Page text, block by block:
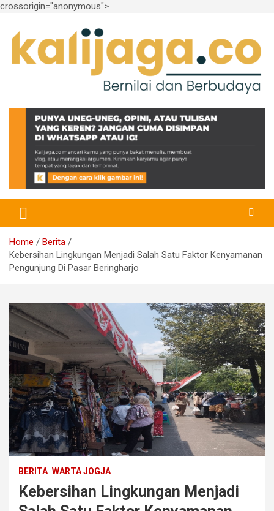
crossorigin="anonymous">
content
kalijaga.co
Home
Berita
Kebersihan Lingkungan Menjadi Salah Satu Faktor Kenyamanan
Pengunjung Di Pasar Beringharjo
BERITA WARTA JOGJA
Kebersihan Lingkungan Menjadi